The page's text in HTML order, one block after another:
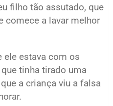
filho tão assutado, que
comece a lavar melhor
ele estava com os
tinha tirado uma
a criança viu a falsa